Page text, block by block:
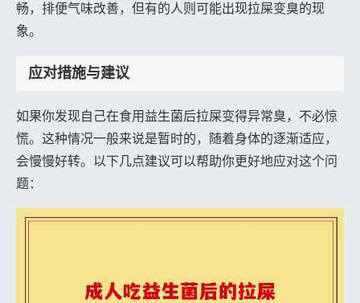
畅，排便气味改善，但有的人则可能出现拉屎变臭的现
象。
应对措施与建议
如果你发现自己在食用益生菌后拉屎变得异常臭，不必惊
慌。这种情况一般来说是暂时的，随着身体的逐渐适应，
会慢慢好转。以下几点建议可以帮助你更好地应对这个问
题：